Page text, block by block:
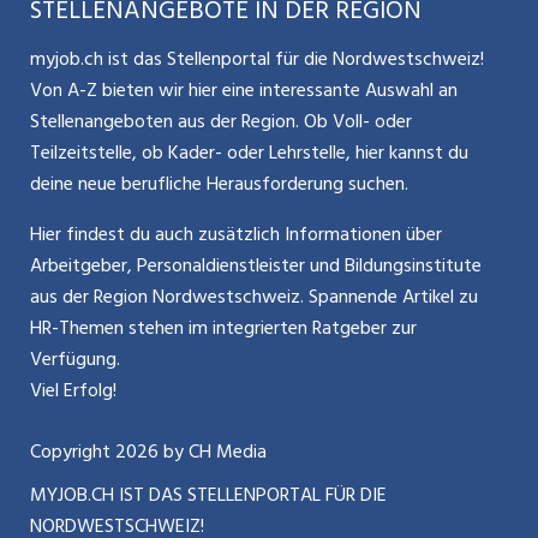
Glossar
Kontakt
Impressum
Bewerber-Cockpit
Mitarbeiter 50+ / Pensionierung
Karriere allgemein
Führung
Bewerbung / Neuorientierung
Aktionen / News
CH Media
ostjob.ch
zentraljob.ch
jobbasel.ch
jobbern.ch
jobmittelland.ch
jobzüri.ch
schaffu.ch (VS)
ajourjob.ch
STELLENANGEBOTE IN DER REGION
myjob.ch ist das Stellenportal für die Nordwestschweiz!
Von A-Z bieten wir hier eine interessante Auswahl an
Stellenangeboten aus der Region. Ob Voll- oder
Teilzeitstelle, ob Kader- oder Lehrstelle, hier kannst du
deine neue berufliche Herausforderung suchen.
Hier findest du auch zusätzlich Informationen über
Arbeitgeber, Personaldienstleister und Bildungsinstitute
aus der Region Nordwestschweiz. Spannende Artikel zu
HR-Themen stehen im integrierten Ratgeber zur
Verfügung.
Viel Erfolg!
Copyright 2026by CH Media
MYJOB.CH IST DAS STELLENPORTAL FÜR DIE
NORDWESTSCHWEIZ!